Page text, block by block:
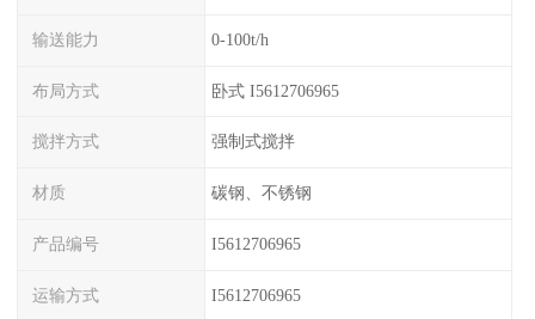
输送能力 0-100t/h
布局方式 卧式 I5612706965
搅拌方式 强制式搅拌
材质 碳钢、不锈钢
产品编号 I5612706965
运输方式 I5612706965